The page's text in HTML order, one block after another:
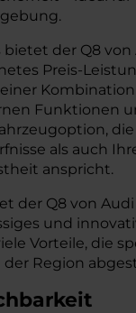
bietet der Q8
Preis-
Funktionen
als auch
anspricht.
der Q8 von
und
Vorteile, die
Region